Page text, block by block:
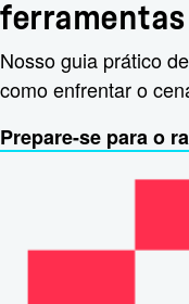
ferramentas
Nosso guia prático
como enfrentar o
Prepare-se para o